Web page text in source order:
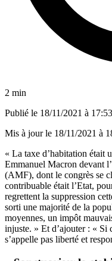
2 min
Publié le 18/11/2021 à 17:53
Mis à jour le 18/11/2021 à
« La taxe d’habitation était
Emmanuel Macron devant
(AMF), dont le congrès se
contribuable était l’Etat,
regrettent la suppression
sorti une majorité de la
moyennes, un impôt
injuste. » Et d’ajouter : « Si
s’appelle pas liberté et